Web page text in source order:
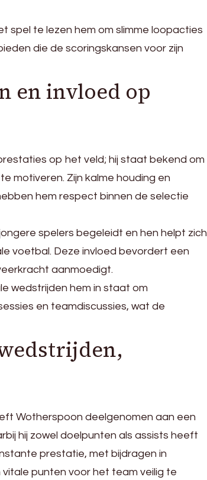
spel te lezen hem om slimme loopacties
die de scoringskansen voor zijn
en invloed op
op het veld; hij staat bekend om
motiveren. Zijn kalme houding en
hem respect binnen de selectie
spelers begeleidt en hen helpt zich
voetbal. Deze invloed bevordert een
aanmoedigt.
wedstrijden hem in staat om
en teamdiscussies, wat de
Wotherspoon deelgenomen aan een
hij zowel doelpunten als assists heeft
prestatie, met bijdragen in
punten voor het team veilig te